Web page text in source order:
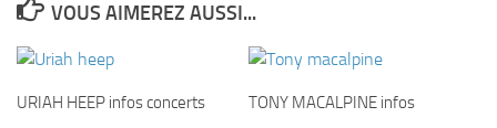
VOUS AIMEREZ AUSSI...
URIAH HEEP infos concerts TONY MACALPINE infos